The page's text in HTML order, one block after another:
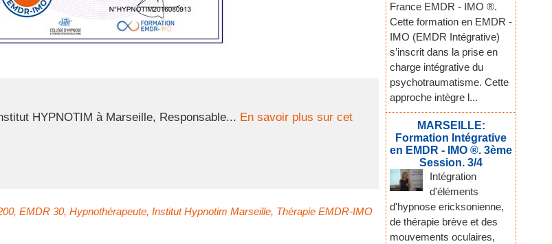
HYPNOTIM à Marseille, Responsable... En savoir plus sur cet
, EMDR 30, Hypnothérapeute, Institut Hypnotim Marseille, Thérapie EMDR-IMO
France EMDR - IMO ®.
Cette formation en EMDR -
IMO (EMDR Intégrative)
s’inscrit dans la prise en
charge intégrative du
psychotraumatisme. Cette
approche intègre l...
MARSEILLE:
Formation Intégrative
en EMDR - IMO ®. 3ème
Session. 3/4
Intégration
d'éléments
d'hypnose ericksonienne,
de thérapie brève et des
mouvements oculaires,